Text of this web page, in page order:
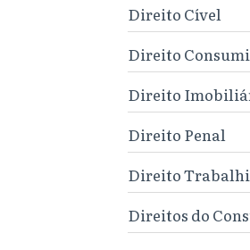
Direito Cível
Direito
Direito
Direito Penal
Direito
Direitos do